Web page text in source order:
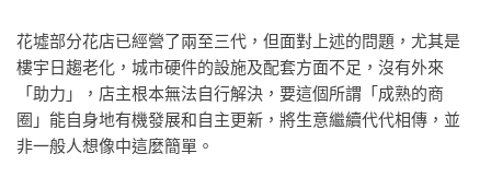
花墟部分花店已經營了兩至三代，但面對上述的問題，尤其是
樓宇日趨老化，城市硬件的設施及配套方面不足，沒有外來
「助力」，店主根本無法自行解決，要這個所謂「成熟的商
圈」能自身地有機發展和自主更新，將生意繼續代代相傳，並
非一般人想像中這麼簡單。